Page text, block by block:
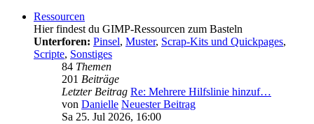
Ressourcen
Hier findest du GIMP-Ressourcen zum Basteln
Unterforen: Pinsel, Muster, Scrap-Kits und Quickpages,
Scripte, Sonstiges
84 Themen
201 Beiträge
Letzter Beitrag Re: Mehrere Hilfslinie hinzuf…
von Danielle Neuester Beitrag
Sa 25. Jul 2026, 16:00